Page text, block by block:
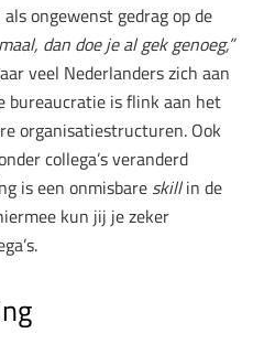
ongewenst gedrag op de
dan doe je al gek genoeg,”
veel Nederlanders zich aan
bureaucratie is flink aan het
organisatiestructuren. Ook
collega’s veranderd
is een onmisbare skillin de
kun jij je zeker